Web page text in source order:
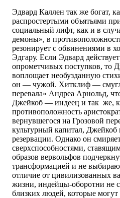
Эдвард Каллен так же богат,
распростертыми объятьями
социальный лифт, как и в
демоны», в
резонирует с обвинениями в
Эдгару. Если Эдвард
опрометчивых поступков, то
воплощает необузданную
он — чужой. Хитклиф —
перевала» Андреа Арнольд,
Джейкоб — индеец и так же,
противоположность
вернувшегося на Грозовой
культурный капитал, Джейкоб
резервации. Однако он
сверхспособностями,
образов вервольфов
трансформацией и не
отличие от цивилизованных
жизни, индейцы-оборотни не
близких людей, которые